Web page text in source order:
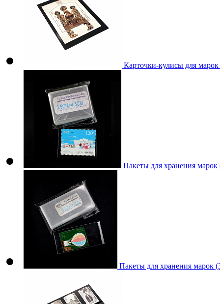
Карточки-кулисы для
Пакеты для хранения
Пакеты для хранения марок